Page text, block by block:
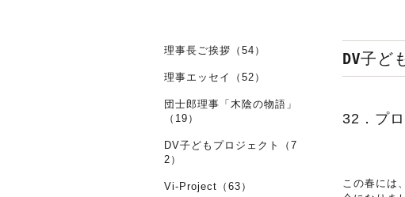
DV子ど
32．プ
この春には
理事長ご挨拶（54）
理事エッセイ（52）
団士郎理事「木陰の物語」
（19）
DV子どもプロジェクト（7
2）
Vi-Project（63）